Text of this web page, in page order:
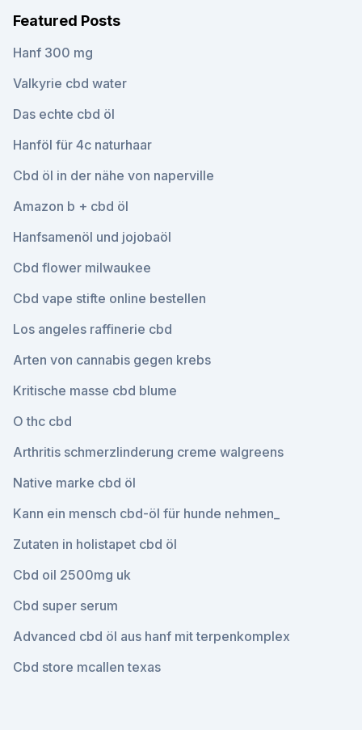
Featured Posts
Hanf 300 mg
Valkyrie cbd water
Das echte cbd öl
Hanföl für 4c naturhaar
Cbd öl in der nähe von naperville
Amazon b + cbd öl
Hanfsamenöl und jojobaöl
Cbd flower milwaukee
Cbd vape stifte online bestellen
Los angeles raffinerie cbd
Arten von cannabis gegen krebs
Kritische masse cbd blume
O thc cbd
Arthritis schmerzlinderung creme walgreens
Native marke cbd öl
Kann ein mensch cbd-öl für hunde nehmen_
Zutaten in holistapet cbd öl
Cbd oil 2500mg uk
Cbd super serum
Advanced cbd öl aus hanf mit terpenkomplex
Cbd store mcallen texas